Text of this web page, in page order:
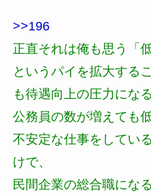
>>196
正直それは俺も思う「
というパイを拡大する
も待遇向上の圧力になる
公務員の数が増えても
不安定な仕事をしてい
けで、
民間企業の総合職にな